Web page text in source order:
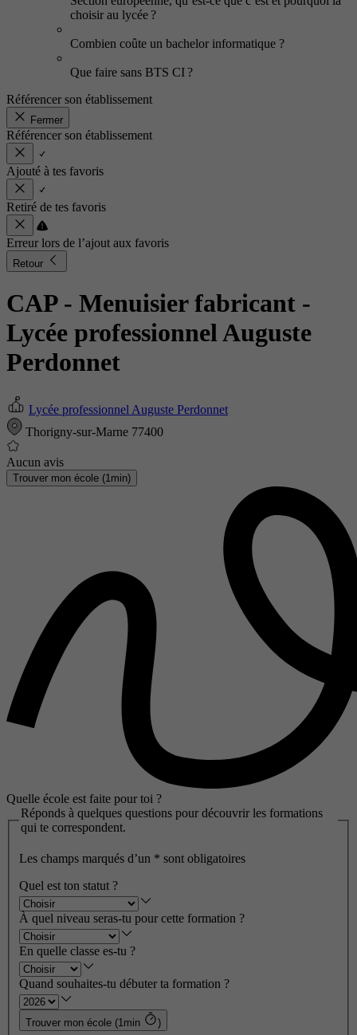
choisir au lycée ?
Combien coûte un bachelor informatique ?
Que faire sans BTS CI ?
Référencer son établissement
Fermer
Référencer son établissement
Ajouté à tes favoris
Retiré de tes favoris
Erreur lors de l’ajout aux favoris
Retour
CAP - Menuisier fabricant -
Lycée professionnel Auguste
Perdonnet
Lycée professionnel Auguste Perdonnet
Thorigny-sur-Marne 77400
Aucun avis
Trouver mon école (1min)
Quelle école est faite pour toi ?
Réponds à quelques questions pour découvrir les formations
qui te correspondent.
Les champs marqués d’un * sont obligatoires
Quel est ton statut ?
À quel niveau seras-tu pour cette formation ?
En quelle classe es-tu ?
Quand souhaites-tu débuter ta formation ?
Trouver mon école (1min )